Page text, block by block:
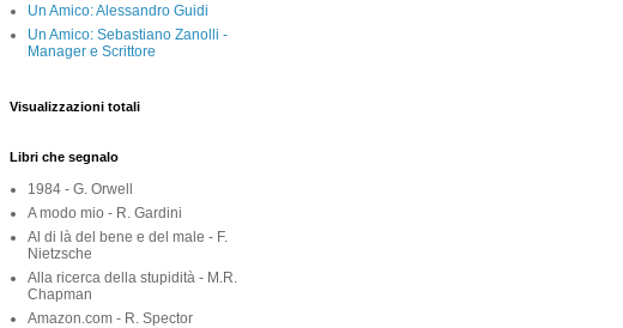
Un Amico: Alessandro Guidi
Un Amico: Sebastiano Zanolli -
Manager e Scrittore
Visualizzazioni totali
Libri che segnalo
1984 - G. Orwell
A modo mio - R. Gardini
Al di là del bene e del male - F.
Nietzsche
Alla ricerca della stupidità - M.R.
Chapman
Amazon.com - R. Spector